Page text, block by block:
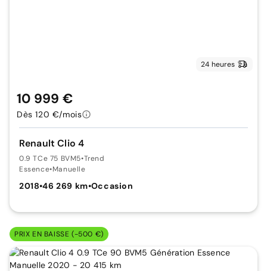
24 heures
Renault Clio 4
0.9 TCe 75 BVM5•Trend
Essence•Manuelle
2018•46 269 km•Occasion
10 999 €
Dès 120 €/mois
PRIX EN BAISSE (-500 €)